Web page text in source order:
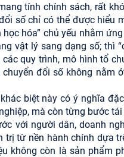
tính chính sách, rất
số chỉ có thể được
hóa” chủ yếu nhằm
vật lý sang dạng số; thì
quy trình, mô hình tổ
đổi số không nằm
biệt này có ý nghĩa
mà còn từng bước
với người dân, doanh
từ nền hành chính dựa
không còn là sản phẩm